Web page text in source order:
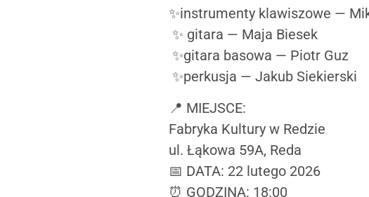
✨instrumenty klawiszowe —
✨ gitara — Maja Biesek
✨gitara basowa — Piotr Guz
✨perkusja — Jakub Siekierski
📍 MIEJSCE:
Fabryka Kultury w Redzie
ul. Łąkowa 59A, Reda
📅 DATA: 22 lutego 2026
⏰ GODZINA: 18:00